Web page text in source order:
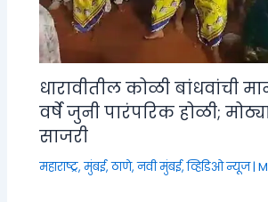
धारावीतील कोळी बांधवांची
वर्षे जुनी पारंपरिक होळी;
साजरी
महाराष्ट्र,मुंबई, ठाणे, नवी मुंबई,व्हिडिओ न्यूज|